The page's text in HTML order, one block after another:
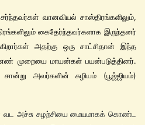
வானவியல் சாஸ்திரங்களிலும்,
கைதேர்ந்தவர்களாக இருந்தனர்
அதற்கு ஒரு சாட்சிதான் இந்த
முறையை மாயன்கள் பயன்படுத்தினர்.
அவர்களின் சுழியம் (பூஜ்ஜியம்)
வட அச்சு சுழற்சியை மையமாகக் கொண்ட